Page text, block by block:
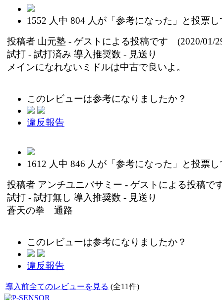
1552 人中 804 人が「参考になった」と投票
投稿者 山元塾 - ゲストによる投稿です (2020/01/
試打 - 試打済み 導入推奨数 - 見送り
メインになれないミドルは中古で良いよ。
このレビューは参考になりましたか？
違反報告
1612 人中 846 人が「参考になった」と投票
投稿者 アンチユニバサミー - ゲストによる投稿で
試打 - 試打無し 導入推奨数 - 見送り
蒼天の拳 通路
このレビューは参考になりましたか？
違反報告
導入前全てのレビューを見る (全11件)